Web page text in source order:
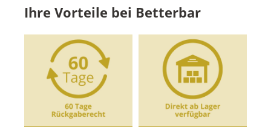
Ihre Vorteile bei Betterbar